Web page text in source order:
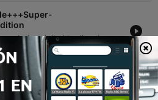
Diese Ausgabe von SRF Wissen behandelt aktuelle wissenschaftliche Entwicklungen und globale Gesundheitskrisen. Im Fokus steht zunächst ein Parasitenausbruch in den USA, bei dem der Erreger Zyklospora für tausende Fälle von Durchfallerkrankungen verantwortlich gemacht wird, sowie die Entdeckung einer möglichen Atmosphäre auf der Supererde LHS 1140b. Zudem wird eine Forschungsmission in der Arktis vorgestellt, bei der Wissenschaftler im Packeis einfrieren lassen, um Veränderungen des Ökosystems zu untersuchen. Abschliessend beleuchtet die Reportage die schwierige Lage beim Ebola-Ausbruch in der Demokratischen Republik Kongo und die Herausforderungen für das dortige Gesundheitssystem.
Wüstenstaub, Alzheimer-